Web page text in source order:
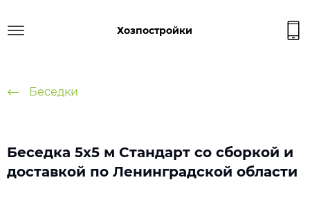
Хозпостройки
Беседки
Беседка 5х5 м Стандарт со сборкой и
доставкой по Ленинградской области